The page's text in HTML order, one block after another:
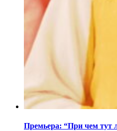
Премьера: “При чем тут